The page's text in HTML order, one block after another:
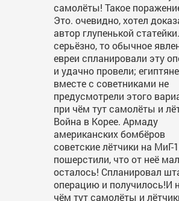
самолёты! Такое
Это. очевидно, хотел
автор глупенькой
серьёзно, то обычное
евреи спланировали эту
и удачно провели; египтяне
вместе с советниками не
предусмотрели этого
при чём тут самолёты и
Война в Корее. Армаду
американских бомбёров
советские лётчики на МиГ-
пошерстили, что от неё
осталось! Спланировал
операцию и получилось!И
чём тут самолёты и